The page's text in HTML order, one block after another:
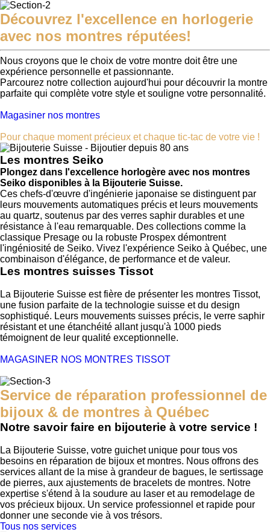
Découvrez l'excellence en horlogerie
avec nos montres réputées!
Nous croyons que le choix de votre montre doit être une
expérience personnelle et passionnante.
Parcourez notre collection aujourd'hui pour découvrir la montre
parfaite qui complète votre style et souligne votre personnalité.
Magasiner nos montres
Pour chaque moment précieux et chaque tic-tac de votre vie­ !
Les montres Seiko
Plongez dans l'excellence horlogère avec nos montres
Seiko disponibles à la Bijouterie Suisse.
Ces chefs-d'œuvre d'ingénierie japonaise se distinguent par
leurs mouvements automatiques précis et leurs mouvements
au quartz, soutenus par des verres saphir durables et une
résistance à l'eau remarquable. Des collections comme la
classique Presage ou la robuste Prospex démontrent
l'ingéniosité de Seiko. Vivez l'expérience Seiko à Québec, une
combinaison d'élégance, de performance et de valeur.
Les montres suisses Tissot
La Bijouterie Suisse est fière de présenter les montres Tissot,
une fusion parfaite de la technologie suisse et du design
sophistiqué. Leurs mouvements suisses précis, le verre saphir
résistant et une étanchéité allant jusqu'à 1000 pieds
témoignent de leur qualité exceptionnelle.
MAGASINER NOS MONTRES TISSOT
Service de réparation professionnel de
bijoux & de montres à Québec
Notre savoir faire en bijouterie à votre service !
La Bijouterie Suisse, votre guichet unique pour tous vos
besoins en réparation de bijoux et montres. Nous offrons des
services allant de la mise à grandeur de bagues, le sertissage
de pierres, aux ajustements de bracelets de montres. Notre
expertise s'étend à la soudure au laser et au remodelage de
vos précieux bijoux. Un service professionnel et rapide pour
donner une seconde vie à vos trésors.
Tous nos services